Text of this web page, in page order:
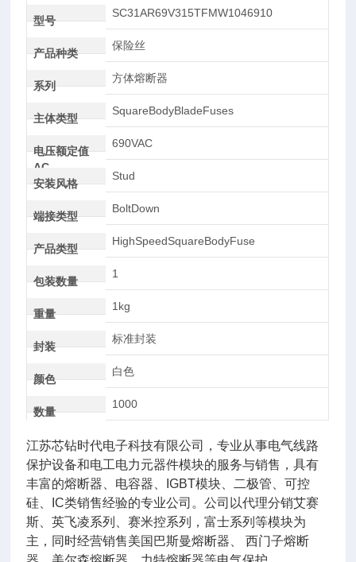
型号
SC31AR69V315TFMW1046910
产品种类
保险丝
系列
方体熔断器
主体类型
SquareBodyBladeFuses
电压额定值
AC
690VAC
安装风格
Stud
端接类型
BoltDown
产品类型
HighSpeedSquareBodyFuse
包装数量
1
重量
1kg
封装
标准封装
颜色
白色
数量
1000
江苏芯钻时代电子科技有限公司，专业从事电气线路
保护设备和电工电力元器件模块的服务与销售，具有
丰富的熔断器、电容器、IGBT模块、二极管、可控
硅、IC类销售经验的专业公司。公司以代理分销艾赛
斯、英飞凌系列、赛米控系列，富士系列等模块为
主，同时经营销售美国巴斯曼熔断器、 西门子熔断